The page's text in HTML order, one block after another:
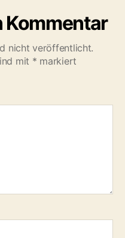
Kommentar
nicht veröffentlicht.
mit * markiert